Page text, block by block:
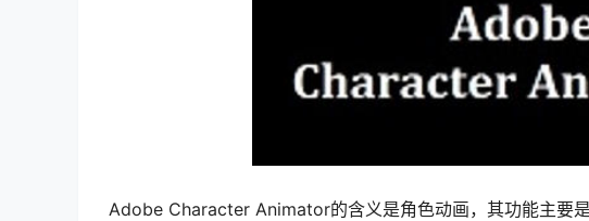
Adobe Character Animator的含义是角色动画，其功能主要